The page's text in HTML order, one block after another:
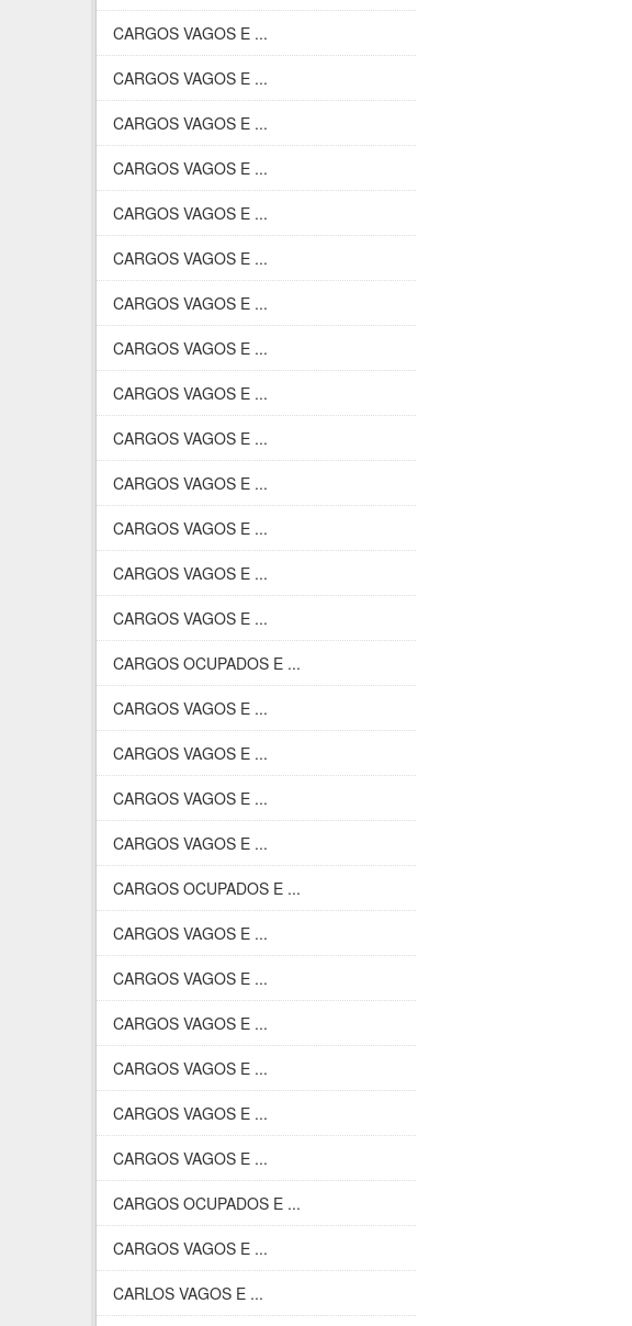
CARGOS VAGOS E ...
CARGOS VAGOS E ...
CARGOS VAGOS E ...
CARGOS VAGOS E ...
CARGOS VAGOS E ...
CARGOS VAGOS E ...
CARGOS VAGOS E ...
CARGOS VAGOS E ...
CARGOS VAGOS E ...
CARGOS VAGOS E ...
CARGOS VAGOS E ...
CARGOS VAGOS E ...
CARGOS VAGOS E ...
CARGOS VAGOS E ...
CARGOS OCUPADOS E ...
CARGOS VAGOS E ...
CARGOS VAGOS E ...
CARGOS VAGOS E ...
CARGOS VAGOS E ...
CARGOS OCUPADOS E ...
CARGOS VAGOS E ...
CARGOS VAGOS E ...
CARGOS VAGOS E ...
CARGOS VAGOS E ...
CARGOS VAGOS E ...
CARGOS VAGOS E ...
CARGOS OCUPADOS E ...
CARGOS VAGOS E ...
CARLOS VAGOS E ...